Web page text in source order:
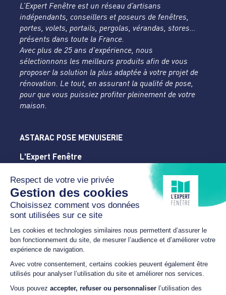
L’Expert Fenêtre est un réseau d’artisans
indépendants, conseillers et poseurs de fenêtres,
portes, volets, portails, pergolas, vérandas, stores…
présents dans toute la France.
Avec plus de 25 ans d’expérience, nous
sélectionnons les meilleurs produits afin de vous
proposer la solution la plus adaptée à votre projet de
rénovation. Le tout, en assurant la qualité de pose,
pour que vous puissiez profiter pleinement de votre
maison.
ASTARAC POSE MENUISERIE
L'Expert Fenêtre
1224 A Route d'Auch
32300 MIRANDE
05 62 63 64 31
astaracposemenuiserie@orange.fr
HORAIRES
Du lundi au vendredi
8h00 – 12h00 / 14h00 –